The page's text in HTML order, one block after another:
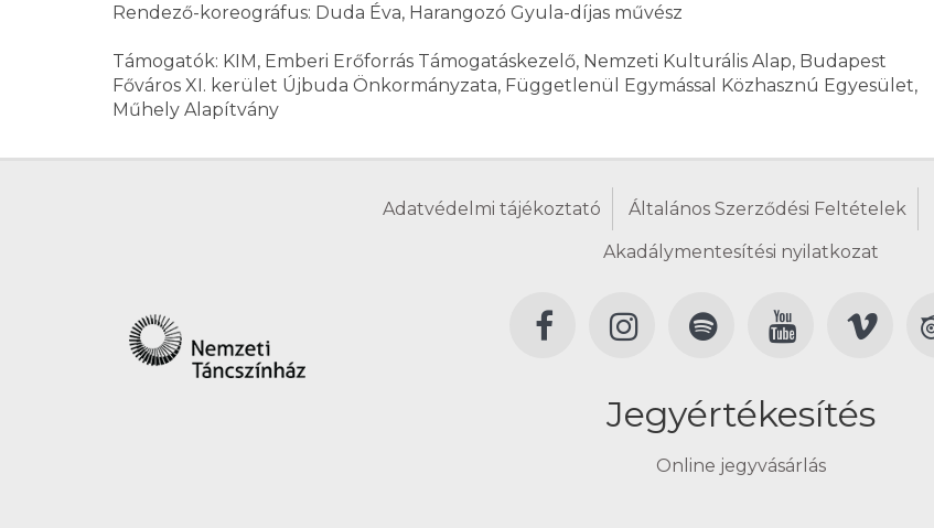
Rendező-koreográfus: Duda Éva, Harangozó Gyula-díjas művész
Támogatók: KIM, Emberi Erőforrás Támogatáskezelő, Nemzeti Kulturális Alap, Budapest
Főváros XI. kerület Újbuda Önkormányzata, Függetlenül Egymással Közhasznú Egyesület,
Műhely Alapítvány
Adatvédelmi tájékoztató Általános Szerződési Feltételek
Akadálymentesítési nyilatkozat
Jegyértékesítés
Online jegyvásárlás